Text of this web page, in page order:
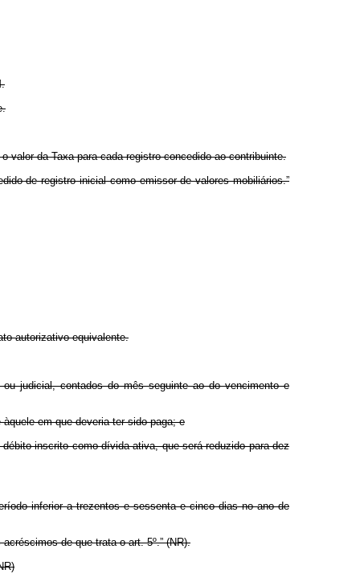
da Taxa para cada registro concedido ao contribuinte.
de registro inicial como emissor de valores mobiliários.”
autorizativo equivalente.
judicial, contados do mês seguinte ao do vencimento e
em que deveria ter sido paga; e
inscrito como dívida ativa, que será reduzido para dez
inferior a trezentos e sessenta e cinco dias no ano de
de que trata o art. 5º.” (NR).